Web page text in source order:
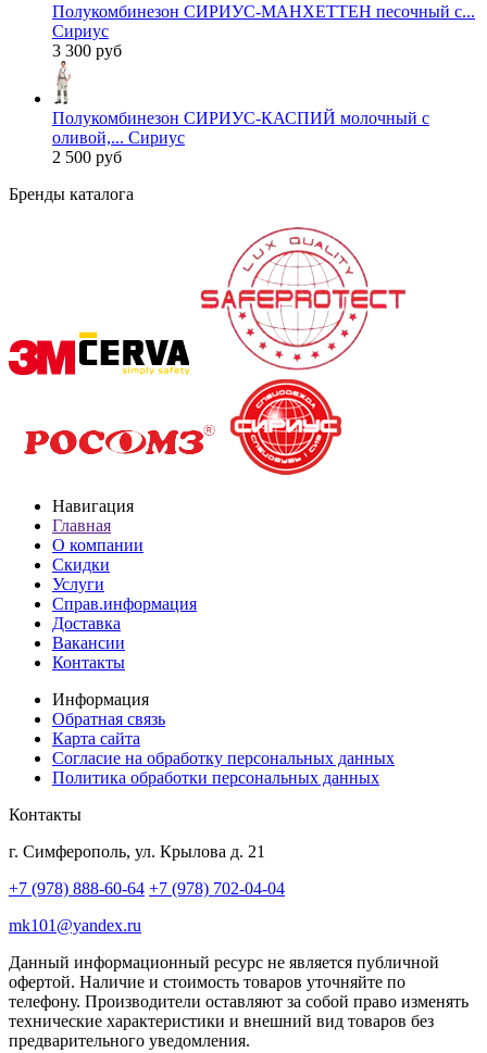
Полукомбинезон СИРИУС-МАНХЕТТЕН песочный с...
Сириус
3 300 руб
Полукомбинезон СИРИУС-КАСПИЙ молочный с
оливой,... Сириус
2 500 руб
Бренды каталога
Навигация
Главная
О компании
Скидки
Услуги
Справ.информация
Доставка
Вакансии
Контакты
Информация
Обратная связь
Карта сайта
Согласие на обработку персональных данных
Политика обработки персональных данных
Контакты
г. Симферополь, ул. Крылова д. 21
+7 (978) 888-60-64 +7 (978) 702-04-04
mk101@yandex.ru
Данный информационный ресурс не является публичной
офертой. Наличие и стоимость товаров уточняйте по
телефону. Производители оставляют за собой право изменять
технические характеристики и внешний вид товаров без
предварительного уведомления.